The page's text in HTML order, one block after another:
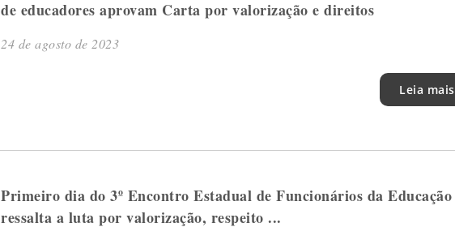
de educadores aprovam Carta por valorização e direitos
24 de agosto de 2023
Leia mais
Primeiro dia do 3º Encontro Estadual de Funcionários da Educação
ressalta a luta por valorização, respeito ...